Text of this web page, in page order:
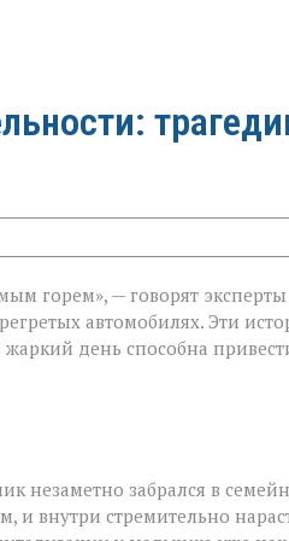
горем», — говорят
автомобилях. Эти
день способна
незаметно забрался в
внутри стремительно